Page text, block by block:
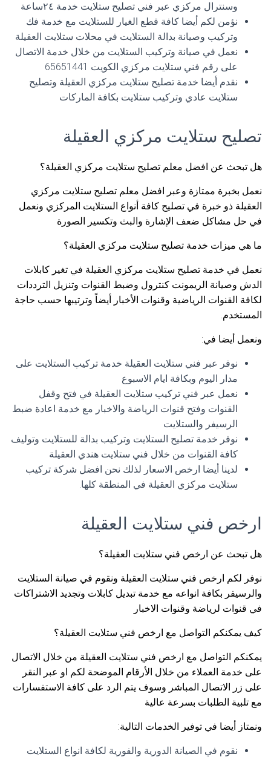
وسنترال مركزي عبر فني تصليح ستلايت خدمة ٢٤ساعة
نؤمن لكم أيضا كافة قطع الغيار للستلايت مع خدمة فك
وتركيب وصيانة بدالة الستلايت في محلات ستلايت العقيلة
نعمل في صيانة وتركيب الستلايت من خلال خدمة الاتصال
على رقم فني ستلايت مركزي الكويت 65651441
نقدم أيضا خدمة تصليح ستلايت مركزي العقيلة وتصليح
ستلايت عادي وتركيب ستلايت بكافة الماركات
تصليح ستلايت مركزي العقيلة
هل تبحث عن افضل معلم تصليح ستلايت مركزي العقيلة؟
نعمل بخبرة ممتازة وعبر افضل معلم تصليح ستلايت مركزي
العقيلة ذو خبرة في تصليح كافة أنواع الستلايت المركزي ونعمل
في حل مشاكل ضعف الإشارة والبث وتكسير الصورة
ما هي ميزات خدمة تصليح ستلايت مركزي العقيلة؟
نعمل في خدمة تصليح ستلايت مركزي العقيلة في تغير كابلات
الدش وصيانة الريمونت كنترول وضبط القنوات وتنزيل الترددات
لكافة القنوات الرياضية وقنوات الأخبار أيضاً وترتيبها حسب حاجة
المستخدم.
ونعمل أيضا في:
نوفر عبر فني ستلايت العقيلة خدمة تركيب الستلايت على
مدار اليوم وبكافة ايام الاسبوع
نعمل عبر فني تركيب ستلايت العقيلة في فتح وقفل
القنوات وفتح قنوات الرياضة والاخبار مع خدمة اعادة ضبط
الرسيفر والستلايت
نوفر خدمة تصليح الستلايت وتركيب بدالة للستلايت وتوليف
كافة القنوات من خلال فني ستلايت هندي العقيلة
لدينا أيضا ارخص الاسعار لذلك نحن افضل شركة تركيب
ستلايت مركزي العقيلة في المنطقة كلها.
ارخص فني ستلايت العقيلة
هل تبحث عن ارخص فني ستلايت العقيلة؟
نوفر لكم ارخص فني ستلايت العقيلة ونقوم في صيانة الستلايت
والرسيفر بكافة انواعه مع خدمة تبديل كابلات وتجديد الاشتراكات
في قنوات لرياضة وقنوات الاخبار
كيف يمكنكم التواصل مع ارخص فني ستلايت العقيلة؟
يمكنكم التواصل مع ارخص فني ستلايت العقيلة من خلال الاتصال
على خدمة العملاء من خلال الأرقام الموضحة لكم او عبر النقر
على زر الاتصال المباشر وسوف يتم الرد على كافة الاستفسارات
مع تلبية الطلبات بسرعة عالية
ونمتاز أيضا في توفير الخدمات التالية:
نقوم في الصيانة الدورية والفورية لكافة انواع الستلايت